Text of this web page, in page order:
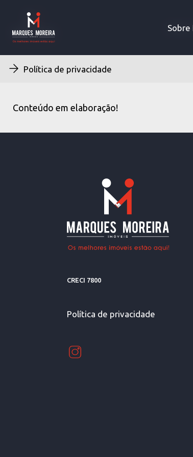
Sobre
Sobre
Política de privacidade
Conteúdo em elaboração!
CRECI 7800
Política de privacidade